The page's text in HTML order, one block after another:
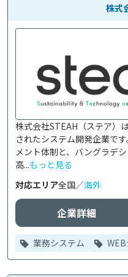
株式
株式会社STEAH（ステア）
されたシステム開発企業で
メント体制と、バングラデ
高...もっと見る
対応エリア全国／海外
企業詳細
業務システム